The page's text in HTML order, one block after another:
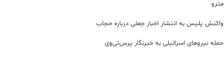
مترو
واکنش پلیس به انتشار اخبار جعلی درباره حجاب
حمله نیروهای اسرائیلی به خبرنگار پرس‌تی‌وی